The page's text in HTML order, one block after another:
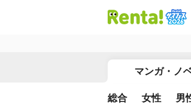
マンガ・ノ
総合 女性 男